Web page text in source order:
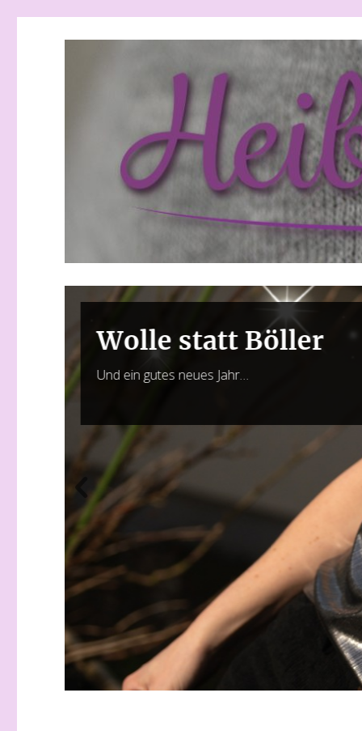
Wolle statt Böller
Und ein gutes neues Jahr…